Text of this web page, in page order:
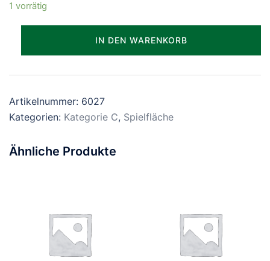
1 vorrätig
IN DEN WARENKORB
Artikelnummer: 6027
Kategorien: Kategorie C, Spielfläche
Ähnliche Produkte